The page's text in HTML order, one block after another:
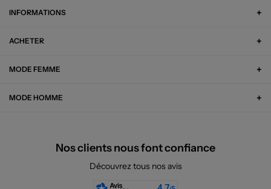
INFORMATIONS
ACHETER
MODE FEMME
MODE HOMME
Nos clients nous font confiance
Découvrez tous nos avis